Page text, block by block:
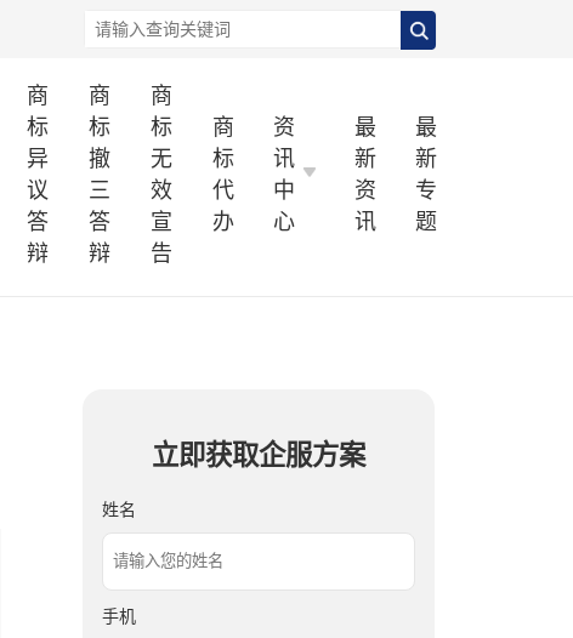
商
标
异
议
答
辩
商
标
撤
三
答
辩
商
标
无
效
宣
告
商
标
代
办
资
讯
中
心
最
新
资
讯
最
新
专
题
立即获取企服方案
姓名
手机